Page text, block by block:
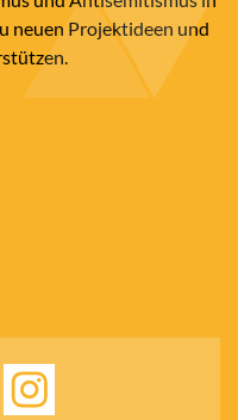
neuen Projektideen und